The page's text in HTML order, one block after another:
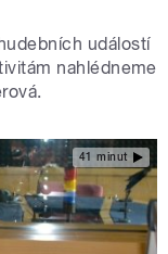
událostí
nahlédneme
41 minut